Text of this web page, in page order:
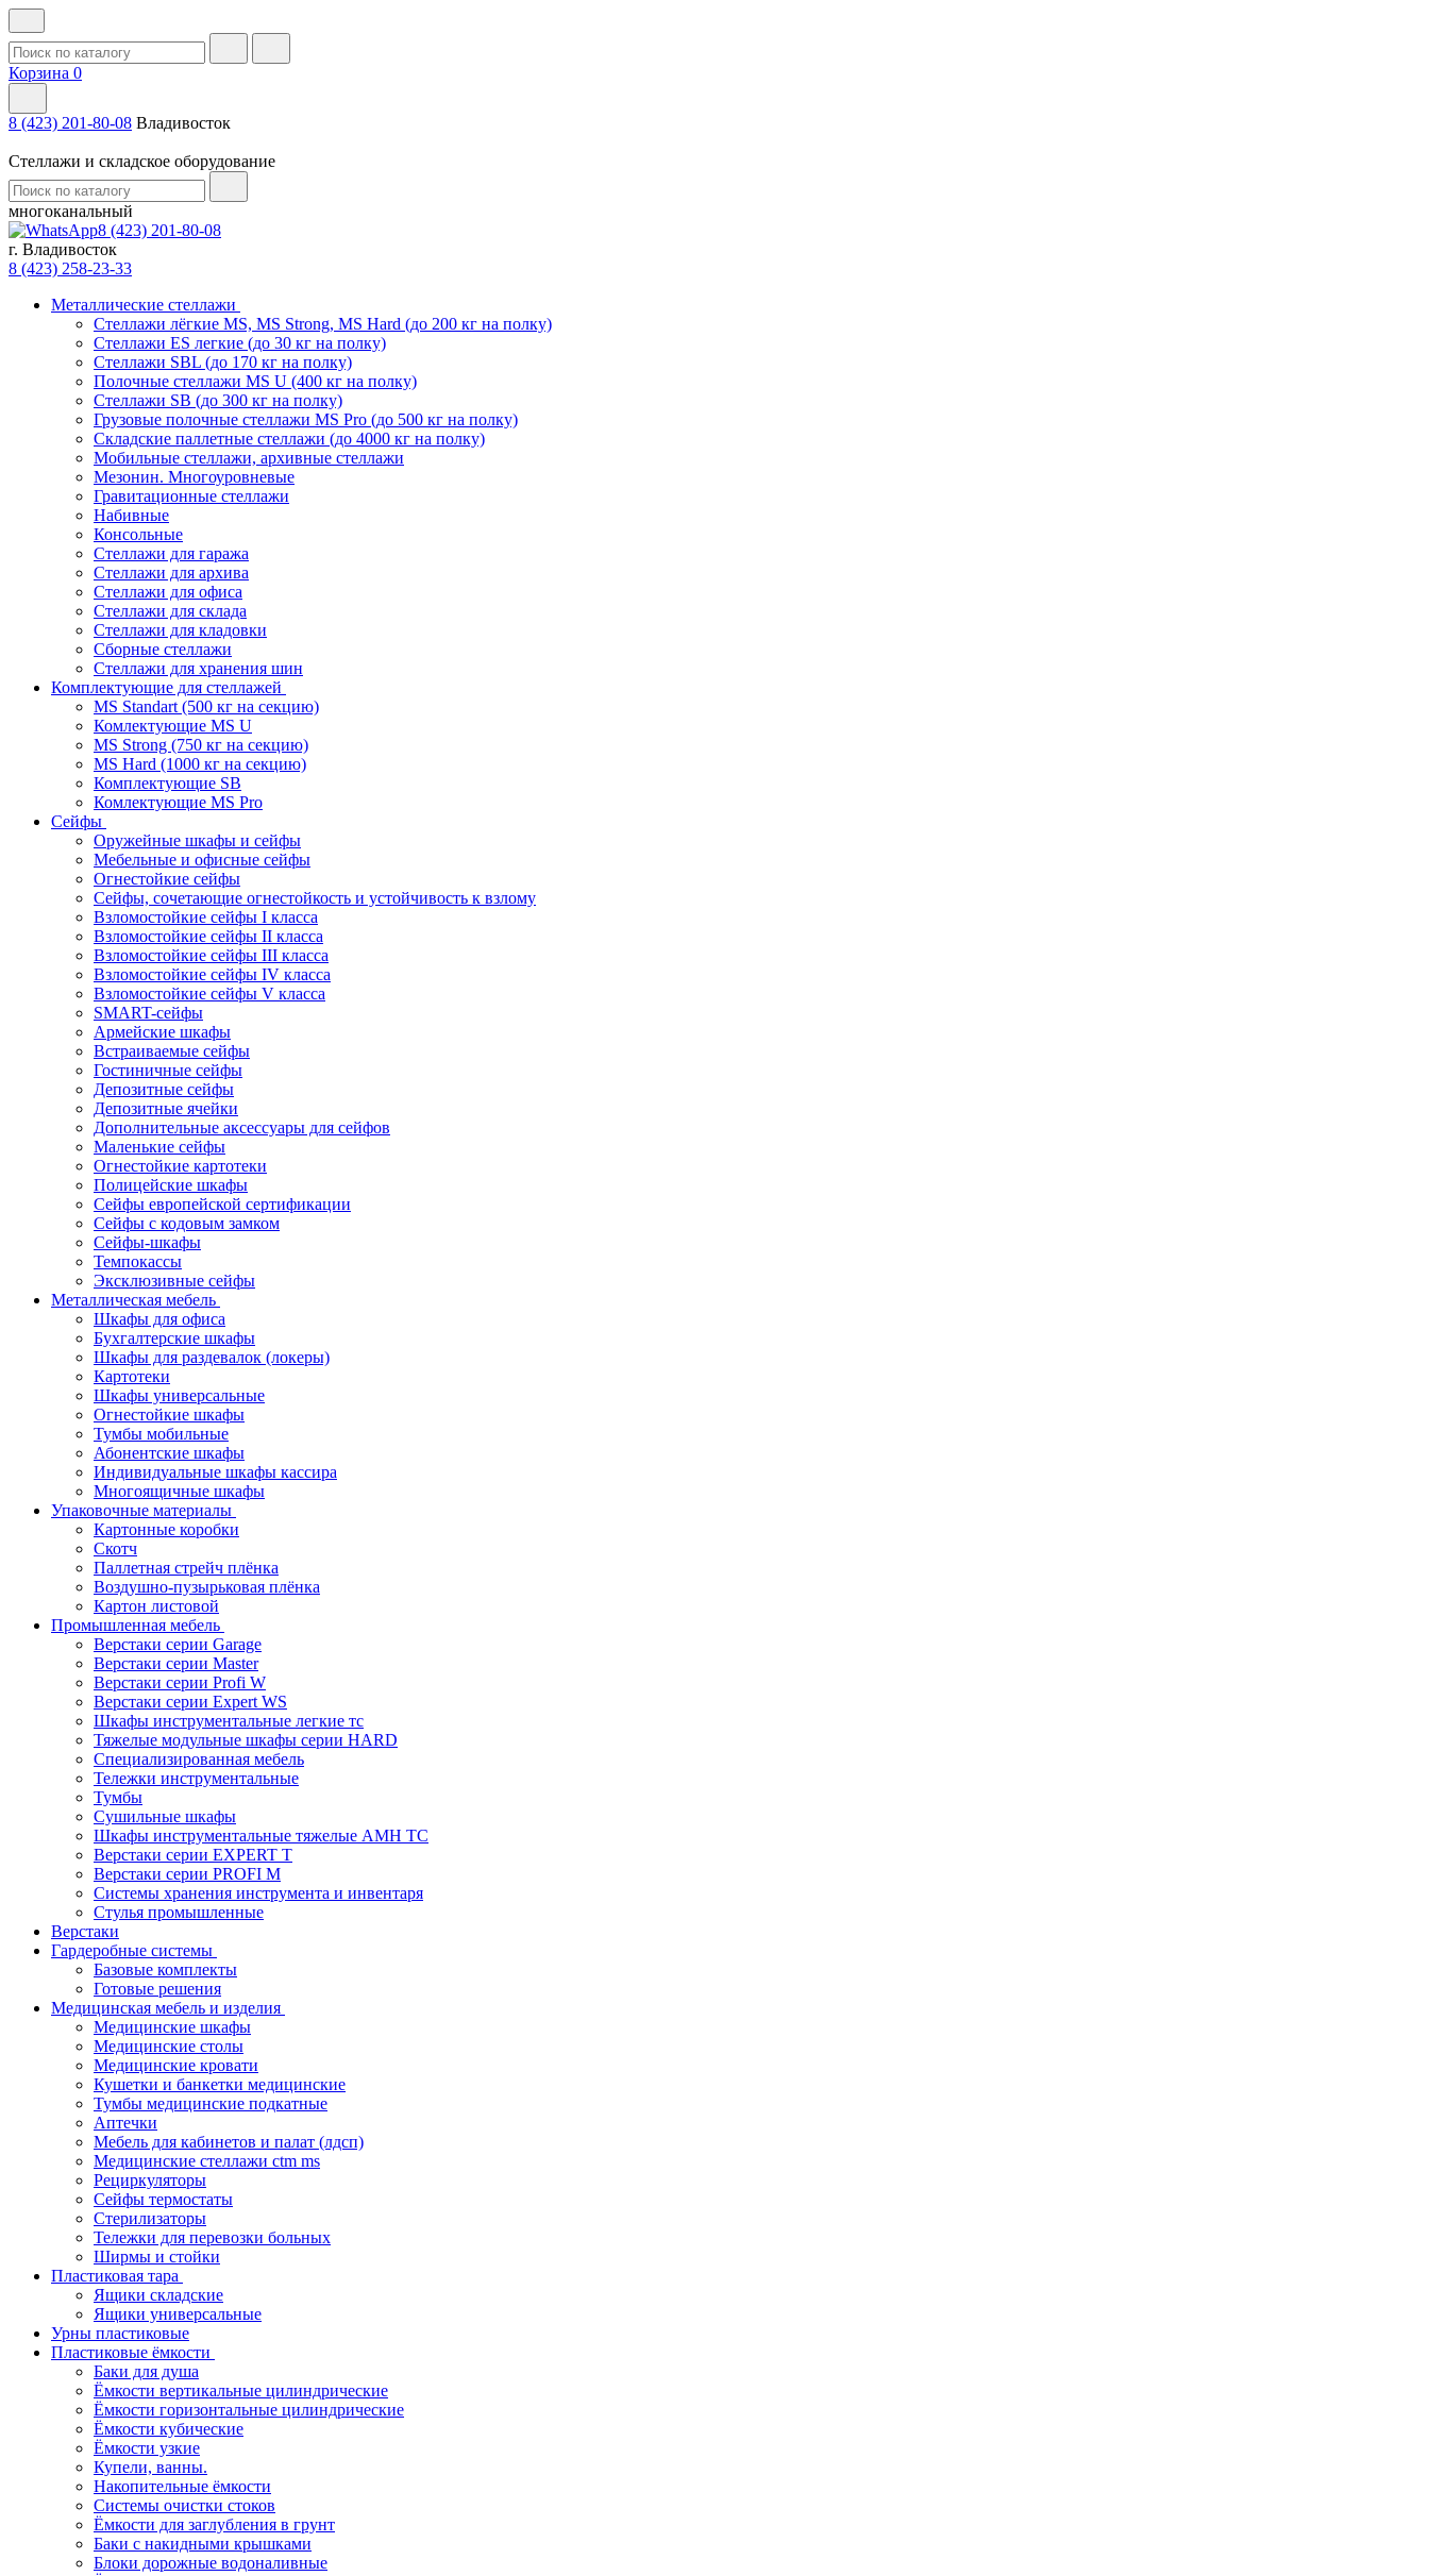
Корзина 0
8 (423) 201-80-08 Владивосток
Стеллажи и складское оборудование
многоканальный
8 (423) 201-80-08
г. Владивосток
8 (423) 258-23-33
Металлические стеллажи
Стеллажи лёгкие MS, MS Strong, MS Hard (до 200 кг на полку)
Стеллажи ES легкие (до 30 кг на полку)
Стеллажи SBL (до 170 кг на полку)
Полочные стеллажи MS U (400 кг на полку)
Стеллажи SB (до 300 кг на полку)
Грузовые полочные стеллажи MS Pro (до 500 кг на полку)
Складские паллетные стеллажи (до 4000 кг на полку)
Мобильные стеллажи, архивные стеллажи
Мезонин. Многоуровневые
Гравитационные стеллажи
Набивные
Консольные
Стеллажи для гаража
Стеллажи для архива
Стеллажи для офиса
Стеллажи для склада
Стеллажи для кладовки
Сборные стеллажи
Стеллажи для хранения шин
Комплектующие для стеллажей
MS Standart (500 кг на секцию)
Комлектующие MS U
MS Strong (750 кг на секцию)
MS Hard (1000 кг на секцию)
Комплектующие SB
Комлектующие MS Pro
Сейфы
Оружейные шкафы и сейфы
Мебельные и офисные сейфы
Огнестойкие сейфы
Сейфы, сочетающие огнестойкость и устойчивость к взлому
Взломостойкие сейфы I класса
Взломостойкие сейфы II класса
Взломостойкие сейфы III класса
Взломостойкие сейфы IV класса
Взломостойкие сейфы V класса
SMART-сейфы
Армейские шкафы
Встраиваемые сейфы
Гостиничные сейфы
Депозитные сейфы
Депозитные ячейки
Дополнительные аксессуары для сейфов
Маленькие сейфы
Огнестойкие картотеки
Полицейские шкафы
Сейфы европейской сертификации
Сейфы с кодовым замком
Сейфы-шкафы
Темпокассы
Эксклюзивные сейфы
Металлическая мебель
Шкафы для офиса
Бухгалтерские шкафы
Шкафы для раздевалок (локеры)
Картотеки
Шкафы универсальные
Огнестойкие шкафы
Тумбы мобильные
Абонентские шкафы
Индивидуальные шкафы кассира
Многоящичные шкафы
Упаковочные материалы
Картонные коробки
Скотч
Паллетная стрейч плёнка
Воздушно-пузырьковая плёнка
Картон листовой
Промышленная мебель
Верстаки серии Garage
Верстаки серии Master
Верстаки серии Profi W
Верстаки серии Expert WS
Шкафы инструментальные легкие тс
Тяжелые модульные шкафы серии HARD
Cпециализированная мебель
Тележки инструментальные
Тумбы
Cушильные шкафы
Шкафы инструментальные тяжелые AMH TC
Верстаки серии EXPERT T
Верстаки серии PROFI M
Системы хранения инструмента и инвентаря
Стулья промышленные
Верстаки
Гардеробные системы
Базовые комплекты
Готовые решения
Медицинская мебель и изделия
Медицинские шкафы
Медицинские столы
Медицинские кровати
Кушетки и банкетки медицинские
Тумбы медицинские подкатные
Аптечки
Мебель для кабинетов и палат (лдсп)
Медицинские стеллажи ctm ms
Рециркуляторы
Сейфы термостаты
Стерилизаторы
Тележки для перевозки больных
Ширмы и стойки
Пластиковая тара
Ящики складские
Ящики универсальные
Урны пластиковые
Пластиковые ёмкости
Баки для душа
Ёмкости вертикальные цилиндрические
Ёмкости горизонтальные цилиндрические
Ёмкости кубические
Ёмкости узкие
Купели, ванны.
Накопительные ёмкости
Системы очистки стоков
Ёмкости для заглубления в грунт
Баки с накидными крышками
Блоки дорожные водоналивные